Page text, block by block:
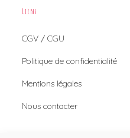
Liens
CGV / CGU
Politique de confidentialité
Mentions légales
Nous contacter